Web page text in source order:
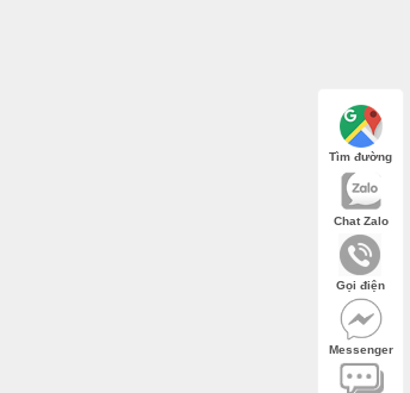
Tìm đường
Chat Zalo
Gọi điện
Messenger